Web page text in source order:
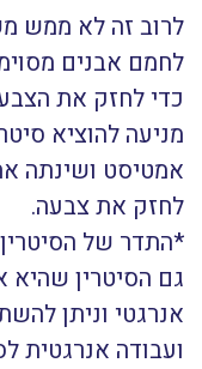
לרוב זה לא ממש
לחמם אבנים
כדי לחזק את
מניעה להוציא
אמטיסט ושינתה
לחזק את צבעה.
*התדר של
גם הסיטרין
אנרגטי וניתן
ועבודה אנרגטית